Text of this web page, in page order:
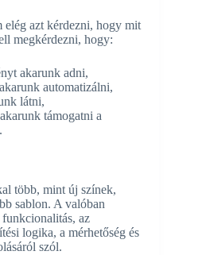
elég azt kérdezni, hogy mit
megkérdezni, hogy:
akarunk adni,
automatizálni,
látni,
támogatni a
több, mint új színek,
sablon. A valóban
funkcionalitás, az
logika, a mérhetőség és
szól.